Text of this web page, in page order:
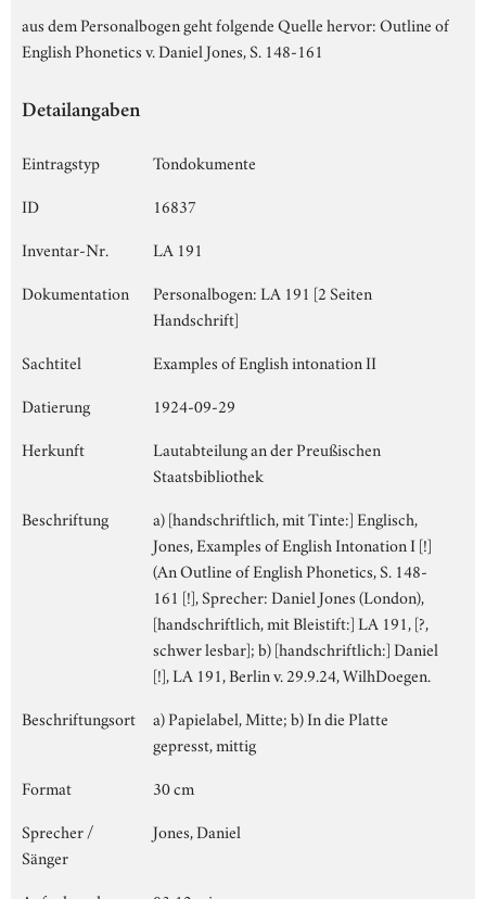
aus dem Personalbogen geht folgende Quelle hervor: Outline of
English Phonetics v. Daniel Jones, S. 148-161
Detailangaben
Eintragstyp
Tondokumente
ID
16837
Inventar-Nr.
LA 191
Dokumentation
Personalbogen: LA 191 [2 Seiten
Handschrift]
Sachtitel
Examples of English intonation II
Datierung
1924-09-29
Herkunft
Lautabteilung an der Preußischen
Staatsbibliothek
Beschriftung
a) [handschriftlich, mit Tinte:] Englisch,
Jones, Examples of English Intonation I [!]
(An Outline of English Phonetics, S. 148-
161 [!], Sprecher: Daniel Jones (London),
[handschriftlich, mit Bleistift:] LA 191, [?,
schwer lesbar]; b) [handschriftlich:] Daniel
[!], LA 191, Berlin v. 29.9.24, WilhDoegen.
Beschriftungsort
a) Papielabel, Mitte; b) In die Platte
gepresst, mittig
Format
30 cm
Sprecher /
Sänger
Jones, Daniel